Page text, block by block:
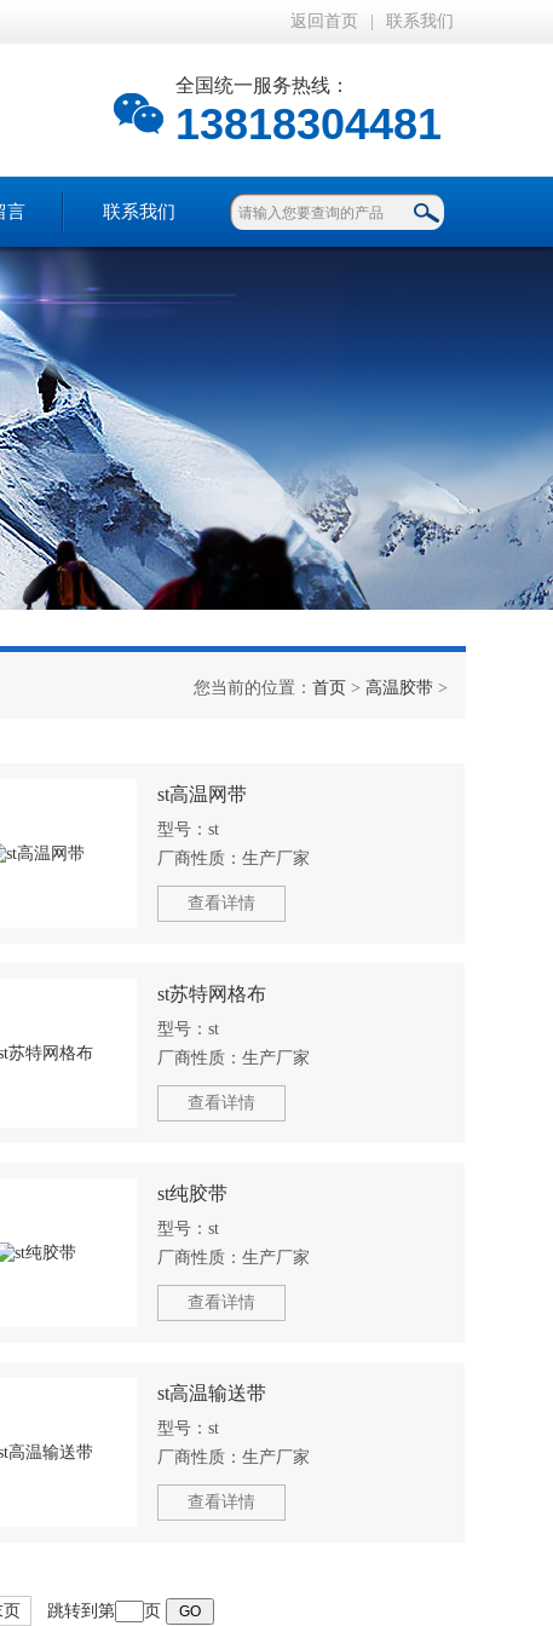
返回首页 联系我们
全国统一服务热线：
13818304481
言 联系我们
您当前的位置： 首页 > 高温胶带 >
st高温网带
型号：st
厂商性质：生产厂家
查看详情
st苏特网格布
型号：st
厂商性质：生产厂家
查看详情
st纯胶带
型号：st
厂商性质：生产厂家
查看详情
st高温输送带
型号：st
厂商性质：生产厂家
查看详情
页 跳转到第 页